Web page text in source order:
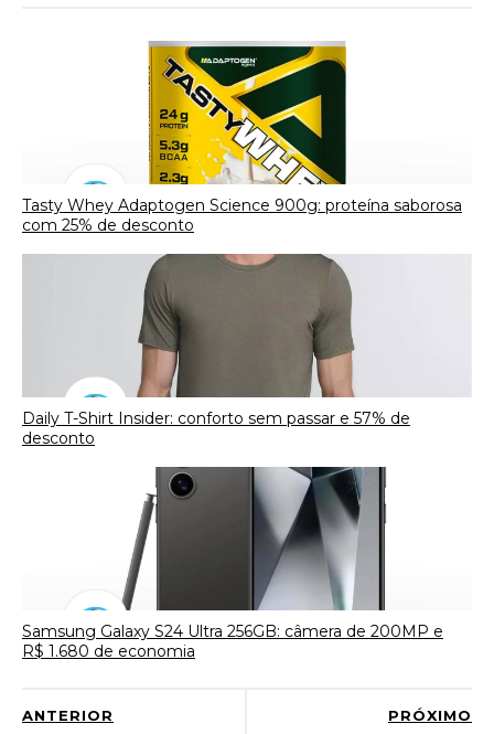
Tasty Whey Adaptogen Science 900g: proteína saborosa
com 25% de desconto
Daily T-Shirt Insider: conforto sem passar e 57% de
desconto
Samsung Galaxy S24 Ultra 256GB: câmera de 200MP e
R$ 1.680 de economia
PRÓXIMO
ANTERIOR